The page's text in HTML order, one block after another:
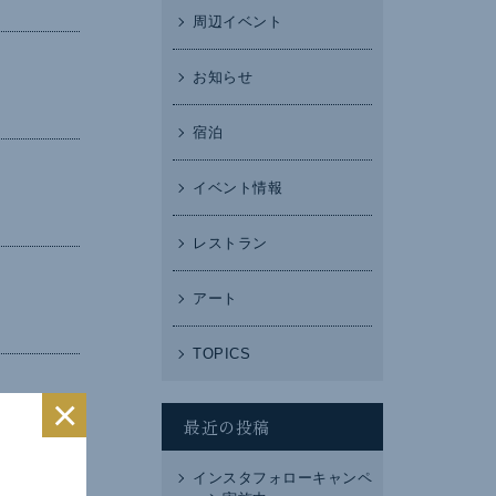
周辺イベント
お知らせ
宿泊
イベント情報
レストラン
アート
TOPICS
最近の投稿
インスタフォローキャンペ
×